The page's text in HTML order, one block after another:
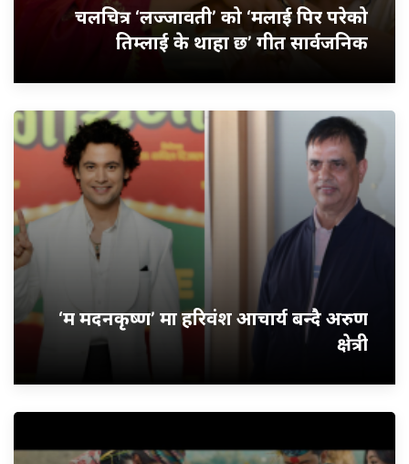
चलचित्र ‘लज्जावती’ को ‘मलाई पिर परेको
तिम्लाई के थाहा छ’ गीत सार्वजनिक
‘म मदनकृष्ण’ मा हरिवंश आचार्य बन्दै अरुण
क्षेत्री